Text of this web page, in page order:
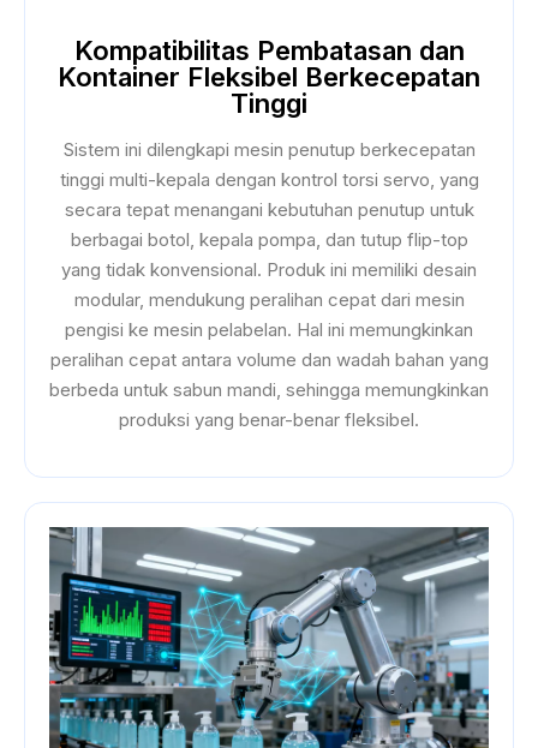
Kompatibilitas Pembatasan dan
Kontainer Fleksibel Berkecepatan
Tinggi
Sistem ini dilengkapi mesin penutup berkecepatan
tinggi multi-kepala dengan kontrol torsi servo, yang
secara tepat menangani kebutuhan penutup untuk
berbagai botol, kepala pompa, dan tutup flip-top
yang tidak konvensional. Produk ini memiliki desain
modular, mendukung peralihan cepat dari mesin
pengisi ke mesin pelabelan. Hal ini memungkinkan
peralihan cepat antara volume dan wadah bahan yang
berbeda untuk sabun mandi, sehingga memungkinkan
produksi yang benar-benar fleksibel.